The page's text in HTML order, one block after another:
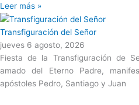
Leer más »
Transfiguración del Señor
jueves 6 agosto, 2026
Fiesta de la Transfiguración de
amado del Eterno Padre,
apóstoles Pedro, Santiago y Juan